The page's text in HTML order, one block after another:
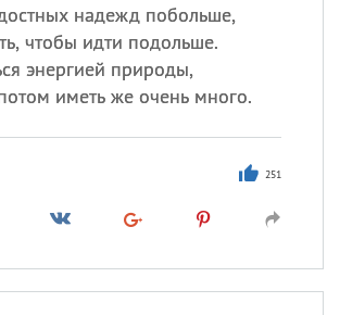
надежд побольше,
чтобы идти подольше.
энергией природы,
иметь же очень много.
251